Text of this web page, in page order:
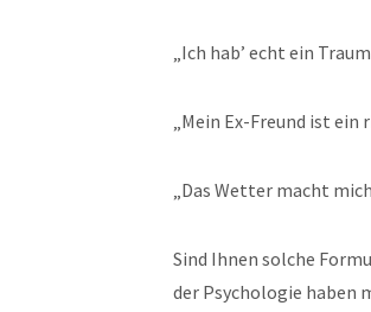
„Ich hab’ echt ein
„Mein Ex-Freund ist
„Das Wetter macht
Sind Ihnen solche
der Psychologie haben